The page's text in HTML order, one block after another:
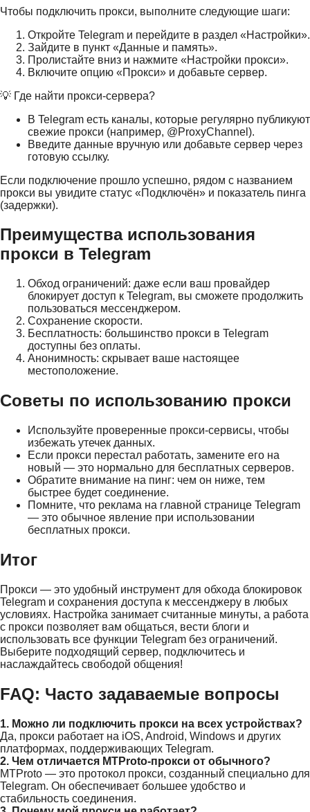
Чтобы подключить прокси, выполните следующие шаги:
Откройте Telegram и перейдите в раздел «Настройки».
Зайдите в пункт «Данные и память».
Пролистайте вниз и нажмите «Настройки прокси».
Включите опцию «Прокси» и добавьте сервер.
💡 Где найти прокси-сервера?
В Telegram есть каналы, которые регулярно публикуют
свежие прокси (например, @ProxyChannel).
Введите данные вручную или добавьте сервер через
готовую ссылку.
Если подключение прошло успешно, рядом с названием
прокси вы увидите статус «Подключён» и показатель пинга
(задержки).
Преимущества использования
прокси в Telegram
Обход ограничений: даже если ваш провайдер
блокирует доступ к Telegram, вы сможете продолжить
пользоваться мессенджером.
Сохранение скорости.
Бесплатность: большинство прокси в Telegram
доступны без оплаты.
Анонимность: скрывает ваше настоящее
местоположение.
Советы по использованию прокси
Используйте проверенные прокси-сервисы, чтобы
избежать утечек данных.
Если прокси перестал работать, замените его на
новый — это нормально для бесплатных серверов.
Обратите внимание на пинг: чем он ниже, тем
быстрее будет соединение.
Помните, что реклама на главной странице Telegram
— это обычное явление при использовании
бесплатных прокси.
Итог
Прокси — это удобный инструмент для обхода блокировок
Telegram и сохранения доступа к мессенджеру в любых
условиях. Настройка занимает считанные минуты, а работа
с прокси позволяет вам общаться, вести блоги и
использовать все функции Telegram без ограничений.
Выберите подходящий сервер, подключитесь и
наслаждайтесь свободой общения!
FAQ: Часто задаваемые вопросы
1. Можно ли подключить прокси на всех устройствах?
Да, прокси работает на iOS, Android, Windows и других
платформах, поддерживающих Telegram.
2. Чем отличается MTProto-прокси от обычного?
MTProto — это протокол прокси, созданный специально для
Telegram. Он обеспечивает большее удобство и
стабильность соединения.